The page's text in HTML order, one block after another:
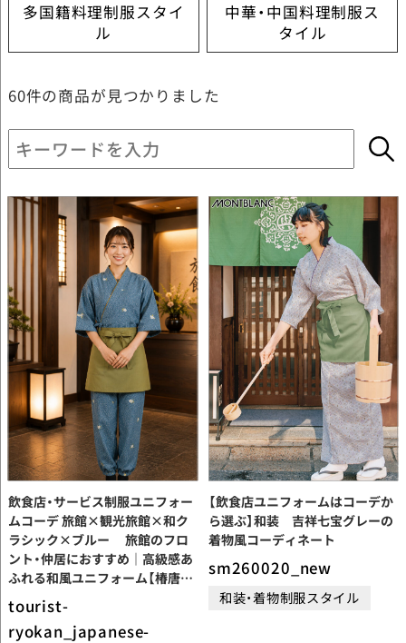
多国籍料理制服スタイ
ル
中華・中国料理制服ス
タイル
60件の商品が見つかりました
飲食店・サービス制服ユニフォー
ムコーデ 旅館×観光旅館×和ク
ラシック×ブルー 旅館のフロ
ント・仲居におすすめ｜高級感あ
ふれる和風ユニフォーム【椿唐草
ブルー】cp0002
tourist-
ryokan_japanese-
【飲食店ユニフォームはコーデか
ら選ぶ】和装 吉祥七宝グレーの
着物風コーディネート
sm260020_new
和装・着物制服スタイル